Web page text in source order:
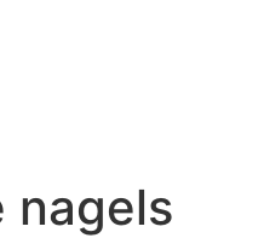
nagels